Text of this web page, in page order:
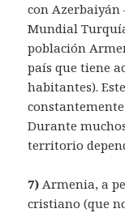
con Azerbaiyán
Mundial
población
país que tiene
habitantes).
Durante
territorio
7) Armenia, a
cristiano (que